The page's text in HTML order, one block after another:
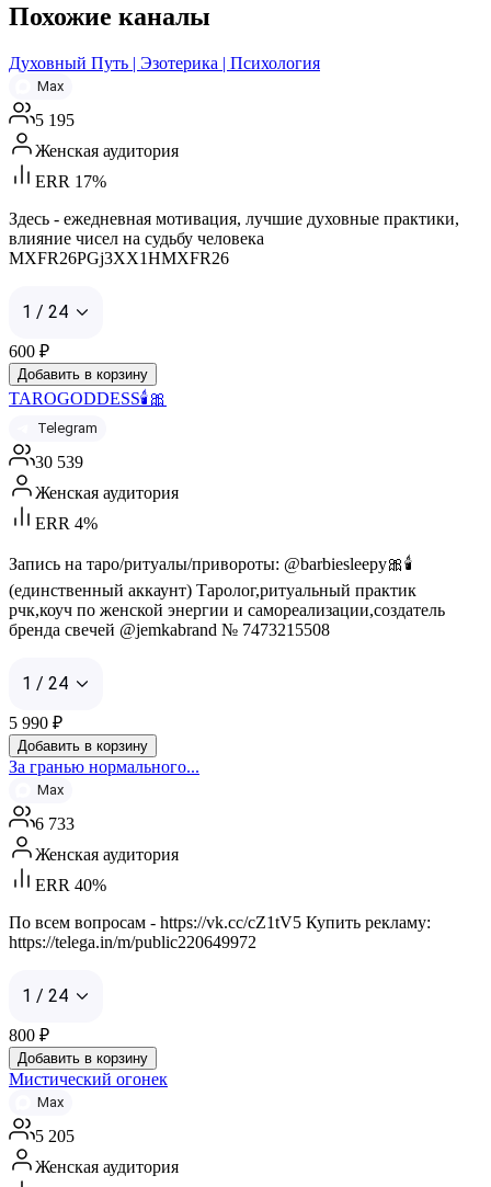
Похожие каналы
Духовный Путь | Эзотерика | Психология
Max
5 195
Женская аудитория
ERR 17%
Здесь - ежедневная мотивация, лучшие духовные практики,
влияние чисел на судьбу человека
MXFR26PGj3XX1HMXFR26
1 / 24
600 ₽
Добавить в корзину
TAROGODDESS🕯️🎀
Telegram
30 539
Женская аудитория
ERR 4%
Запись на таро/ритуалы/привороты: @barbiesleepy🎀🕯️
(единственный аккаунт) Таролог,ритуальный практик
рчк,коуч по женской энергии и самореализации,создатель
бренда свечей @jemkabrand № 7473215508
1 / 24
5 990 ₽
Добавить в корзину
За гранью нормального...
Max
6 733
Женская аудитория
ERR 40%
По всем вопросам - https://vk.cc/cZ1tV5 Купить рекламу:
https://telega.in/m/public220649972
1 / 24
800 ₽
Добавить в корзину
Мистический огонек
Max
5 205
Женская аудитория